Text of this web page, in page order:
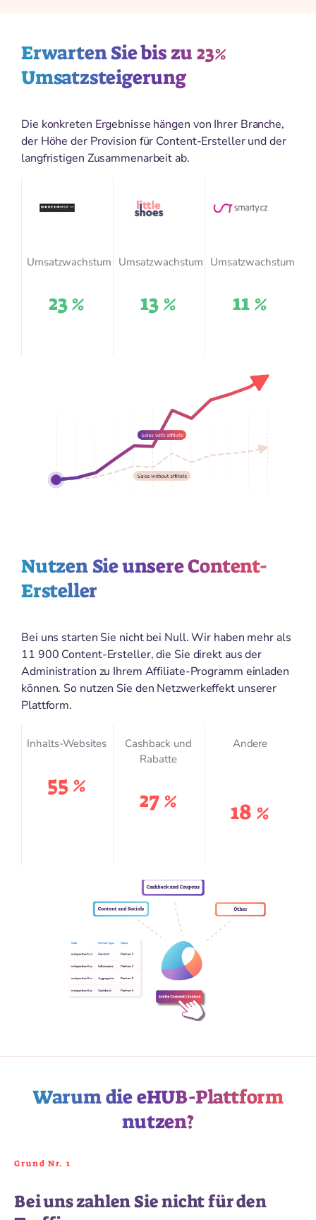
Erwarten Sie bis zu 23%
Umsatzsteigerung
Die konkreten Ergebnisse hängen von Ihrer Branche,
der Höhe der Provision für Content-Ersteller und der
langfristigen Zusammenarbeit ab.
Umsatzwachstum
23 %
Umsatzwachstum
13 %
Umsatzwachstum
11 %
Nutzen Sie unsere Content-
Ersteller
Bei uns starten Sie nicht bei Null. Wir haben mehr als
11 900 Content-Ersteller, die Sie direkt aus der
Administration zu Ihrem Affiliate-Programm einladen
können. So nutzen Sie den Netzwerkeffekt unserer
Plattform.
Inhalts-Websites
55 %
Cashback und
Rabatte
27 %
Andere
18 %
Warum die eHUB-Plattform
nutzen?
Grund Nr. 1
Bei uns zahlen Sie nicht für den